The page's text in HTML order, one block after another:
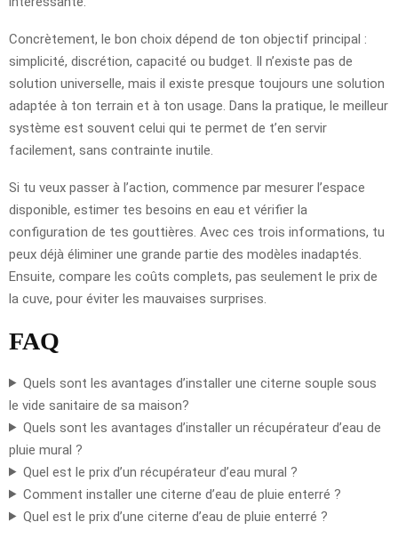
Concrètement, le bon choix dépend de ton objectif principal :
simplicité, discrétion, capacité ou budget. Il n’existe pas de
solution universelle, mais il existe presque toujours une solution
adaptée à ton terrain et à ton usage. Dans la pratique, le meilleur
système est souvent celui qui te permet de t’en servir
facilement, sans contrainte inutile.
Si tu veux passer à l’action, commence par mesurer l’espace
disponible, estimer tes besoins en eau et vérifier la
configuration de tes gouttières. Avec ces trois informations, tu
peux déjà éliminer une grande partie des modèles inadaptés.
Ensuite, compare les coûts complets, pas seulement le prix de
la cuve, pour éviter les mauvaises surprises.
FAQ
Quels sont les avantages d’installer une citerne souple sous
le vide sanitaire de sa maison?
Quels sont les avantages d’installer un récupérateur d’eau de
pluie mural ?
Quel est le prix d’un récupérateur d’eau mural ?
Comment installer une citerne d’eau de pluie enterré ?
Quel est le prix d’une citerne d’eau de pluie enterré ?